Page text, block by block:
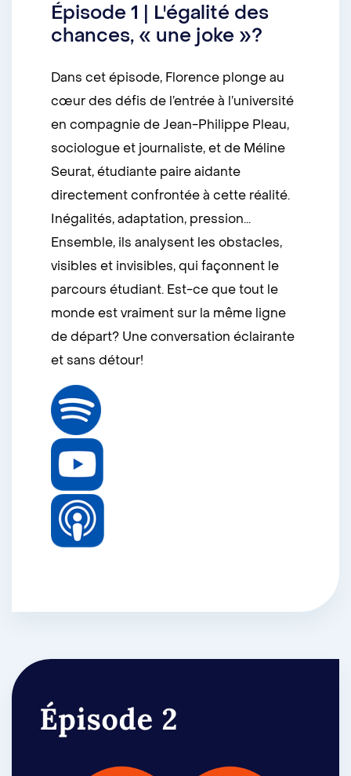
Épisode 1 | L'égalité des
chances, « une joke »?
Dans cet épisode, Florence plonge au
cœur des défis de l’entrée à l’université
en compagnie de Jean-Philippe Pleau,
sociologue et journaliste, et de Méline
Seurat, étudiante paire aidante
directement confrontée à cette réalité.
Inégalités, adaptation, pression...
Ensemble, ils analysent les obstacles,
visibles et invisibles, qui façonnent le
parcours étudiant. Est-ce que tout le
monde est vraiment sur la même ligne
de départ? Une conversation éclairante
et sans détour!